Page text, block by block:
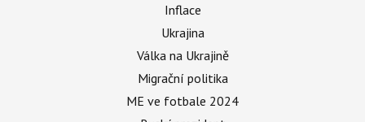
Inflace
Ukrajina
Válka na Ukrajině
Migrační politika
ME ve fotbale 2024